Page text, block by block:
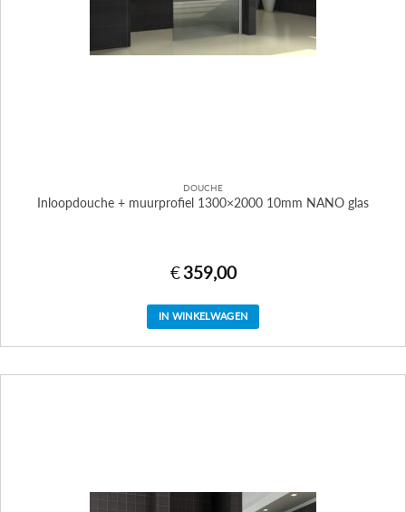
DOUCHE
Inloopdouche + muurprofiel 1300×2000 10mm NANO glas
€ 359,00
IN WINKELWAGEN